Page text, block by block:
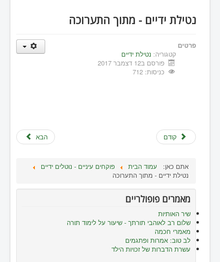
נטילת ידיים - מתוך התערוכה
פרטים
קטגוריה: נטילת ידיים
פורסם ב12 דצמבר 2017
כניסות: 712
קודם הבא
אתם כאן: עמוד הבית
פוקחים עיניים - נוטלים ידיים
נטילת ידיים - מתוך התערוכה
מאמרים פופולריים
שיר האותיות
שלום רב לאוהבי תורתך - שיעור על לימוד תורה
מאמרי חכמה
לב טוב: אמרות ופתגמים
עשרת הדברות של זכויות הילד